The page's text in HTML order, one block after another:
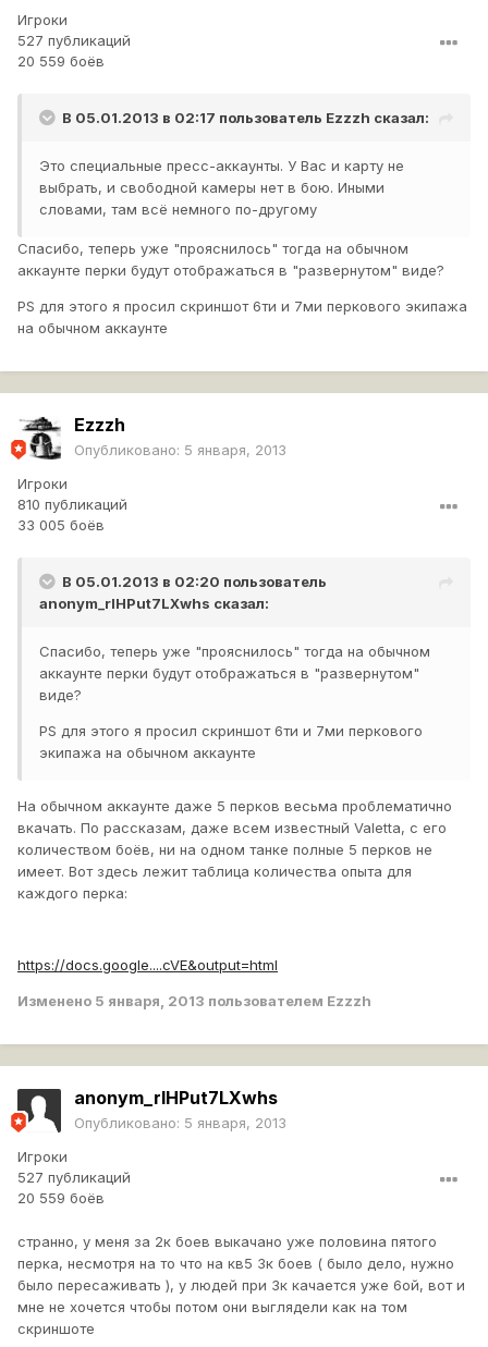
Игроки
527 публикаций
20 559 боёв
В 05.01.2013 в 02:17 пользователь Ezzzh сказал:
Это специальные пресс-аккаунты. У Вас и карту не
выбрать, и свободной камеры нет в бою. Иными
словами, там всё немного по-другому
Спасибо, теперь уже "прояснилось" тогда на обычном
аккаунте перки будут отображаться в "развернутом" виде?
PS для этого я просил скриншот 6ти и 7ми перкового экипажа
на обычном аккаунте
Ezzzh
Опубликовано: 5 января, 2013
Игроки
810 публикаций
33 005 боёв
В 05.01.2013 в 02:20 пользователь
anonym_rlHPut7LXwhs сказал:
Спасибо, теперь уже "прояснилось" тогда на обычном
аккаунте перки будут отображаться в "развернутом"
виде?
PS для этого я просил скриншот 6ти и 7ми перкового
экипажа на обычном аккаунте
На обычном аккаунте даже 5 перков весьма проблематично
вкачать. По рассказам, даже всем известный Valetta, с его
количеством боёв, ни на одном танке полные 5 перков не
имеет. Вот здесь лежит таблица количества опыта для
каждого перка:
https://docs.google....cVE&output=html
Изменено 5 января, 2013 пользователем Ezzzh
anonym_rlHPut7LXwhs
Опубликовано: 5 января, 2013
Игроки
527 публикаций
20 559 боёв
странно, у меня за 2к боев выкачано уже половина пятого
перка, несмотря на то что на кв5 3к боев ( было дело, нужно
было пересаживать ), у людей при 3к качается уже 6ой, вот и
мне не хочется чтобы потом они выглядели как на том
скриншоте